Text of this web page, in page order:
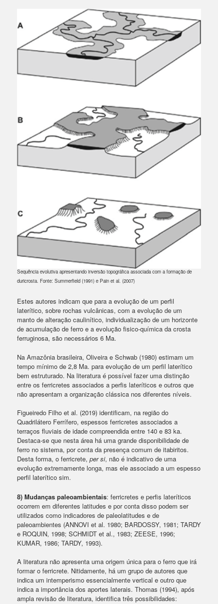
Sequência evolutiva apresentando inversão topográfica associada com a formação de
duricrosta. Fonte: Summerfield (1991) e Pain et al. (2007)
Estes autores indicam que para a evolução de um perfil
laterítico, sobre rochas vulcânicas, com a evolução de um
manto de alteração caulinítico, individualização de um horizonte
de acumulação de ferro e a evolução fisico-química da crosta
ferruginosa, são necessários 6 Ma.
Na Amazônia brasileira, Oliveira e Schwab (1980) estimam um
tempo mínimo de 2,8 Ma. para evolução de um perfil laterítico
bem estruturado. Na literatura é possível fazer uma distinção
entre os ferricretes associados a perfis lateríticos e outros que
não apresentam a organização clássica nos diferentes níveis.
Figueiredo Filho et al. (2019) identificam, na região do
Quadrilátero Ferrífero, espessos ferricretes associados a
terraços fluviais de idade compreendida entre 140 e 83 ka.
Destaca-se que nesta área há uma grande disponibilidade de
ferro no sistema, por conta da presença comum de itabiritos.
Desta forma, o ferricrete, per si, não é indicativo de uma
evolução extremamente longa, mas ele associado a um espesso
perfil laterítico sim.
8) Mudanças paleoambientais: ferricretes e perfis lateríticos
ocorrem em diferentes latitudes e por conta disso podem ser
utilizados como indicadores de paleolatitudes e de
paleoambientes (ANNOVI et al. 1980; BARDOSSY, 1981; TARDY
e ROQUIN, 1998; SCHMIDT et al., 1983; ZEESE, 1996;
KUMAR, 1986; TARDY, 1993).
A literatura não apresenta uma origem única para o ferro que irá
formar o ferricrete. Nitidamente, há um grupo de autores que
indica um intemperismo essencialmente vertical e outro que
indica a importância dos aportes laterais. Thomas (1994), após
ampla revisão de literatura, identifica três possibilidades: